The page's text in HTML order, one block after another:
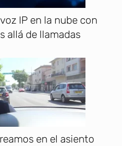
IP en la nube con
allá de llamadas
en el asiento